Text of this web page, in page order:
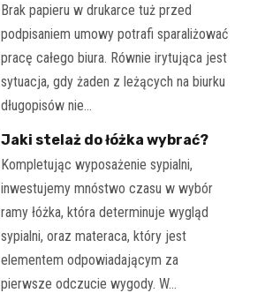
Brak papieru w drukarce tuż przed
podpisaniem umowy potrafi sparaliżować
pracę całego biura. Równie irytująca jest
sytuacja, gdy żaden z leżących na biurku
długopisów nie…
Jaki stelaż do łóżka wybrać?
Kompletując wyposażenie sypialni,
inwestujemy mnóstwo czasu w wybór
ramy łóżka, która determinuje wygląd
sypialni, oraz materaca, który jest
elementem odpowiadającym za
pierwsze odczucie wygody. W…